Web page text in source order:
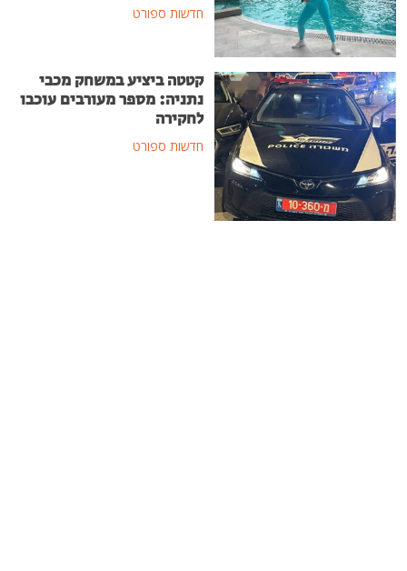
חדשות ספורט
קטטה ביציע במשחק מכבי
נתניה: מספר מעורבים עוכבו
לחקירה
חדשות ספורט